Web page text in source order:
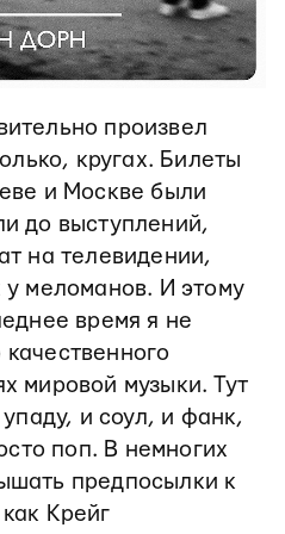
произвел
кругах. Билеты
и Москве были
до выступлений,
на телевидении,
меломанов. И этому
время я не
мировой музыки. Тут
и соул, и фанк,
поп. В немногих
предпосылки к
Крейг